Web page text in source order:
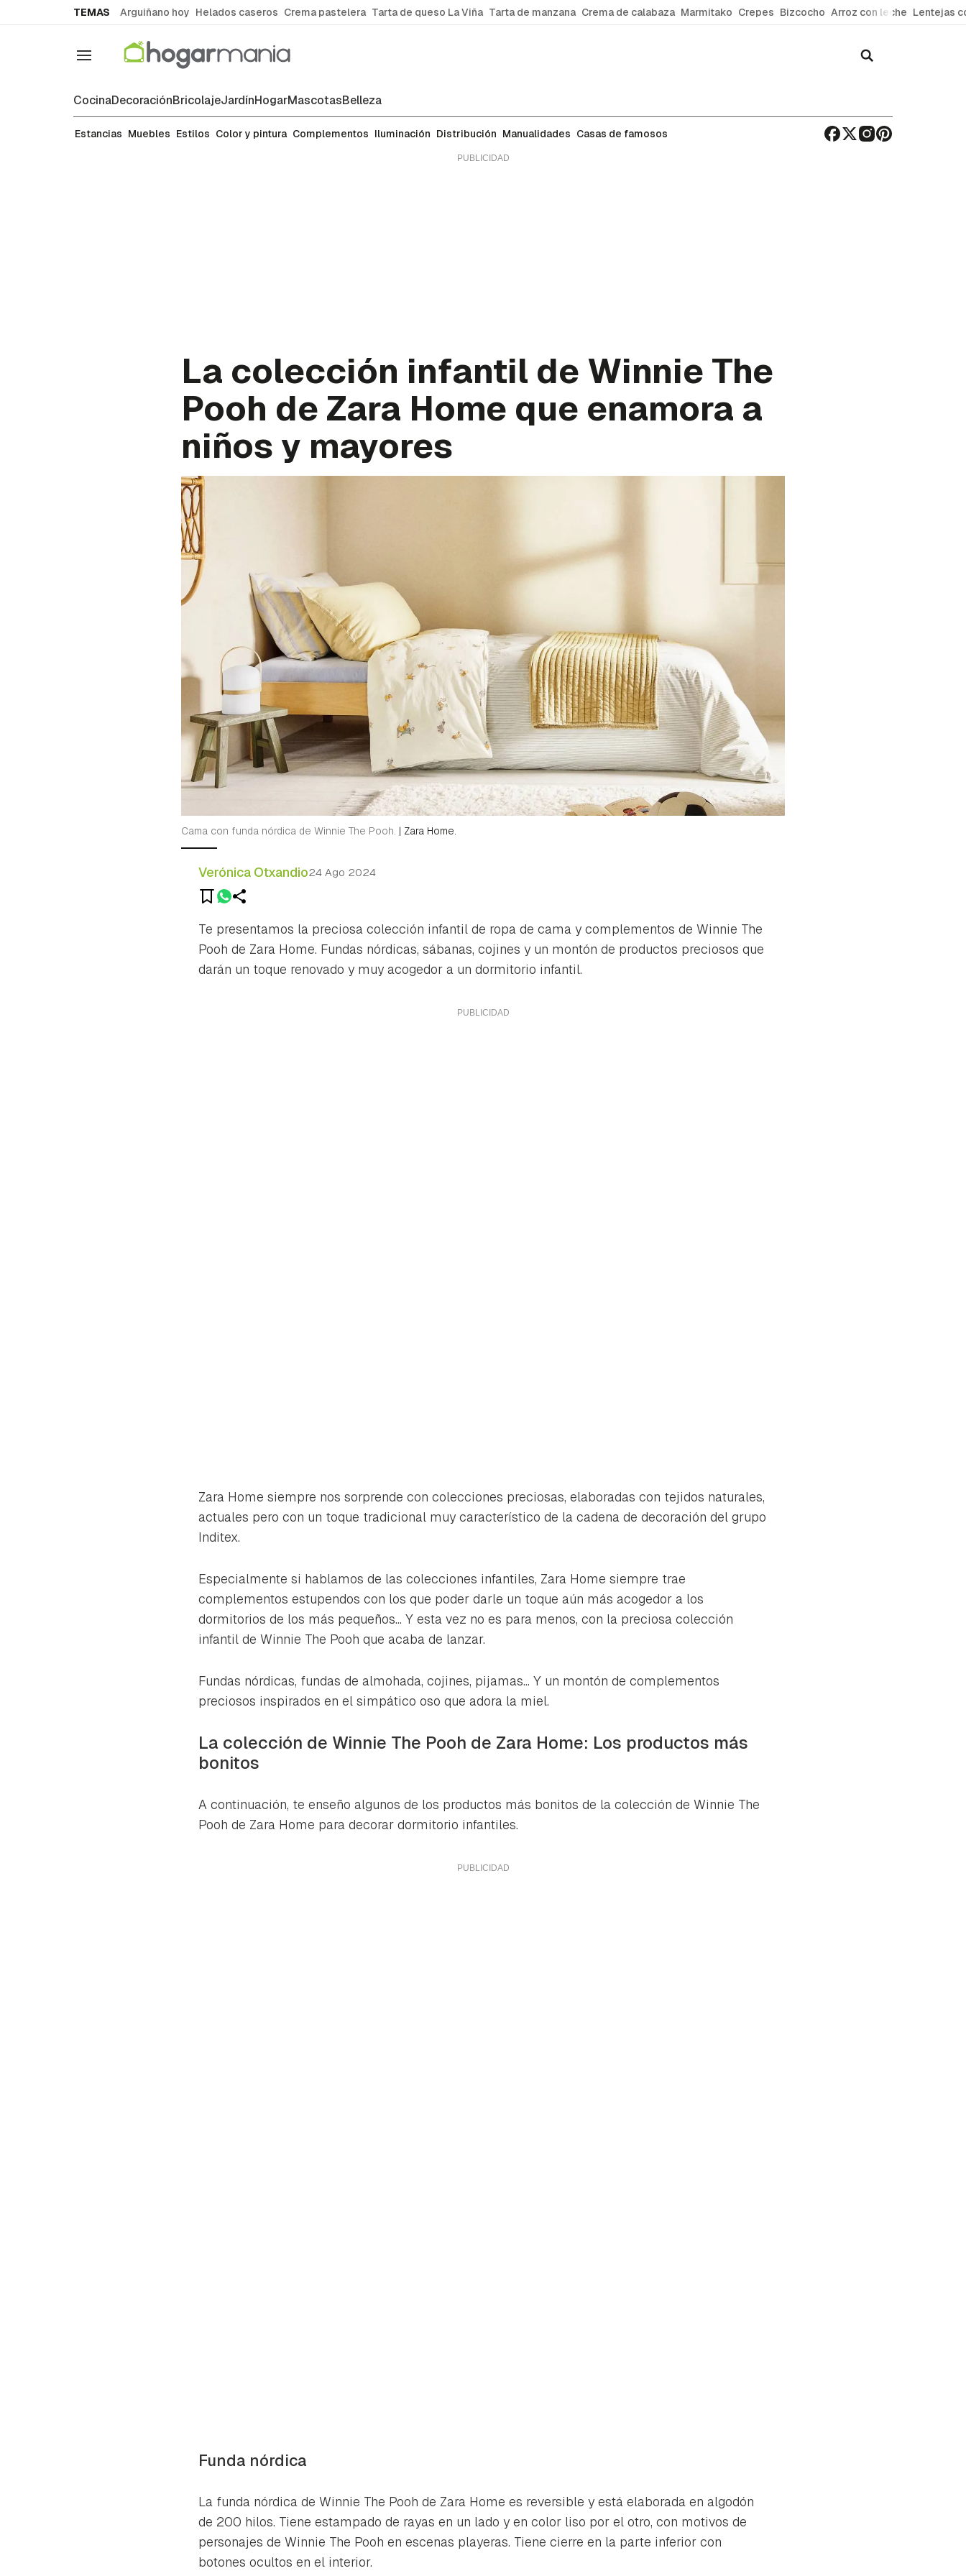
TEMAS Arguiñano hoy Helados caseros Crema pastelera Tarta de queso La Viña Tarta de manzana Crema de calabaza Marmitako Crepes Bizcocho Arroz con leche Lentejas
Navegación
CocinaDecoraciónBricolajeJardínHogarMascotasBelleza
Decoración
Estancias Muebles Estilos Color y pintura Complementos Iluminación Distribución Manualidades Casas de famosos
La colección infantil de Winnie The
Pooh de Zara Home que enamora a
niños y mayores
Cama con funda nórdica de Winnie The Pooh. | Zara Home.
Verónica Otxandio24 Ago 2024
Para poder guardar como favorito, primero has de iniciar sesión con tu
cuenta de Hogarmanía.
Te presentamos la preciosa colección infantil de ropa de cama y complementos de Winnie The
Pooh de Zara Home. Fundas nórdicas, sábanas, cojines y un montón de productos preciosos que
darán un toque renovado y muy acogedor a un dormitorio infantil.
Zara Home siempre nos sorprende con colecciones preciosas, elaboradas con tejidos naturales,
actuales pero con un toque tradicional muy característico de la cadena de decoración del grupo
Inditex.
Especialmente si hablamos de las colecciones infantiles, Zara Home siempre trae
complementos estupendos con los que poder darle un toque aún más acogedor a los
dormitorios de los más pequeños... Y esta vez no es para menos, con la preciosa colección
infantil de Winnie The Pooh que acaba de lanzar.
Fundas nórdicas, fundas de almohada, cojines, pijamas... Y un montón de complementos
preciosos inspirados en el simpático oso que adora la miel.
La colección de Winnie The Pooh de Zara Home: Los productos más
bonitos
A continuación, te enseño algunos de los productos más bonitos de la colección de Winnie The
Pooh de Zara Home para decorar dormitorio infantiles.
Funda nórdica
La funda nórdica de Winnie The Pooh de Zara Home es reversible y está elaborada en algodón
de 200 hilos. Tiene estampado de rayas en un lado y en color liso por el otro, con motivos de
personajes de Winnie The Pooh en escenas playeras. Tiene cierre en la parte inferior con
botones ocultos en el interior.
Contenido enviado
Gracias por suscribirte a nuestro boletín.
ACEPTAR